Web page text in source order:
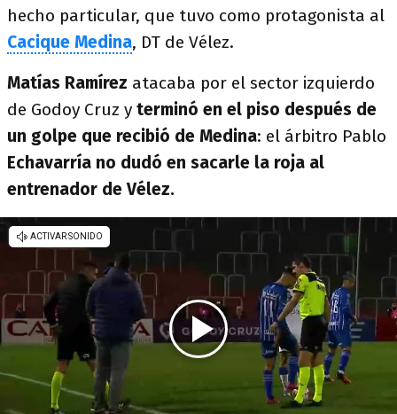
hecho particular, que tuvo como protagonista al
Cacique Medina, DT de Vélez.
Matías Ramírez atacaba por el sector izquierdo
de Godoy Cruz y terminó en el piso después de
un golpe que recibió de Medina: el árbitro Pablo
Echavarría no dudó en sacarle la roja al
entrenador de Vélez.